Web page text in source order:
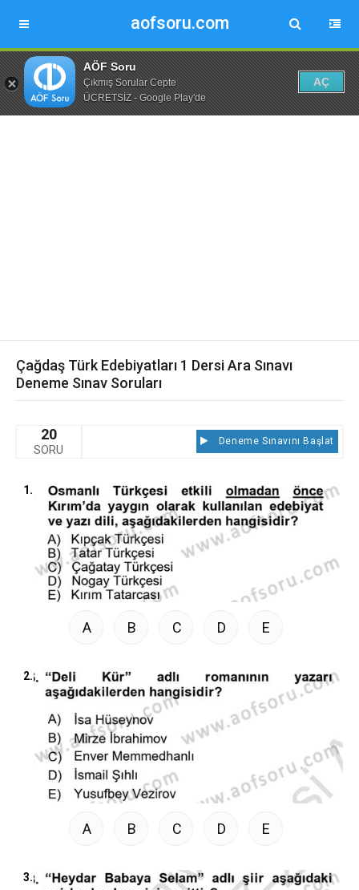
aofsoru.com
AÖF Soru
Çıkmış Sorular Cepte
ÜCRETSİZ - Google Play'de
AÇ
Çağdaş Türk Edebiyatları 1 Dersi Ara Sınavı
Deneme Sınav Soruları
20
SORU
Deneme Sınavını Başlat
1.
A B C D E
2.
A B C D E
3.